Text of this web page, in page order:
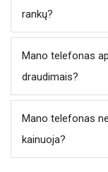
rankų?
Mano telefonas
draudimais?
Mano telefonas
kainuoja?